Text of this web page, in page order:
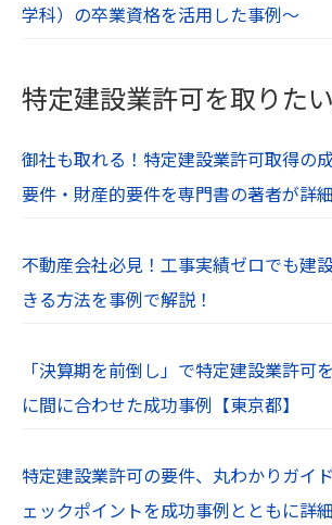
学科）の卒業資格を活用した事例～
特定建設業許可を取りた
御社も取れる！特定建設業許可取得の
要件・財産的要件を専門書の著者が詳
不動産会社必見！工事実績ゼロでも建
きる方法を事例で解説！
「決算期を前倒し」で特定建設業許可
に間に合わせた成功事例【東京都】
特定建設業許可の要件、丸わかりガイ
ェックポイントを成功事例とともに詳